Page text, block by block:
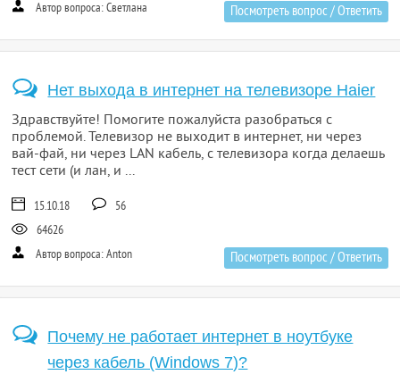
Автор вопроса: Светлана
Посмотреть вопрос / Ответить
Нет выхода в интернет на телевизоре Haier
Здравствуйте! Помогите пожалуйста разобраться с
проблемой. Телевизор не выходит в интернет, ни через
вай-фай, ни через LAN кабель, с телевизора когда делаешь
тест сети (и лан, и ...
15.10.18
56
64626
Автор вопроса: Anton
Посмотреть вопрос / Ответить
Почему не работает интернет в ноутбуке
через кабель (Windows 7)?